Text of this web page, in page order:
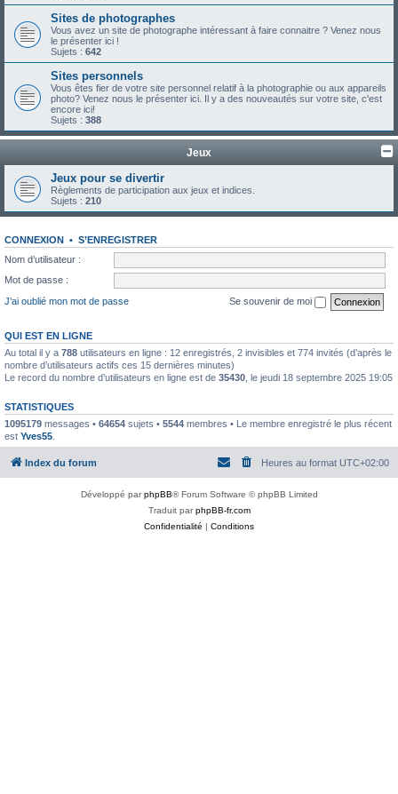
Sites de photographes
Vous avez un site de photographe intéressant à faire connaitre ? Venez nous
le présenter ici !
Sujets : 642
Sites personnels
Vous êtes fier de votre site personnel relatif à la photographie ou aux appareils
photo? Venez nous le présenter ici. Il y a des nouveautés sur votre site, c'est
encore ici!
Sujets : 388
Jeux
Jeux pour se divertir
Règlements de participation aux jeux et indices.
Sujets : 210
CONNEXION • S’ENREGISTRER
Nom d’utilisateur :
Mot de passe :
J’ai oublié mon mot de passe
Se souvenir de moi
QUI EST EN LIGNE
Au total il y a 788 utilisateurs en ligne : 12 enregistrés, 2 invisibles et 774 invités (d’après le
nombre d’utilisateurs actifs ces 15 dernières minutes)
Le record du nombre d’utilisateurs en ligne est de 35430 , le jeudi 18 septembre 2025 19:05
STATISTIQUES
1095179 messages • 64654 sujets • 5544 membres • Le membre enregistré le plus récent
est Yves55
Index du forum Heures au format UTC+02:00
Développé parphpBB® Forum Software © phpBB Limited
Traduit parphpBB-fr.com
Confidentialité | Conditions